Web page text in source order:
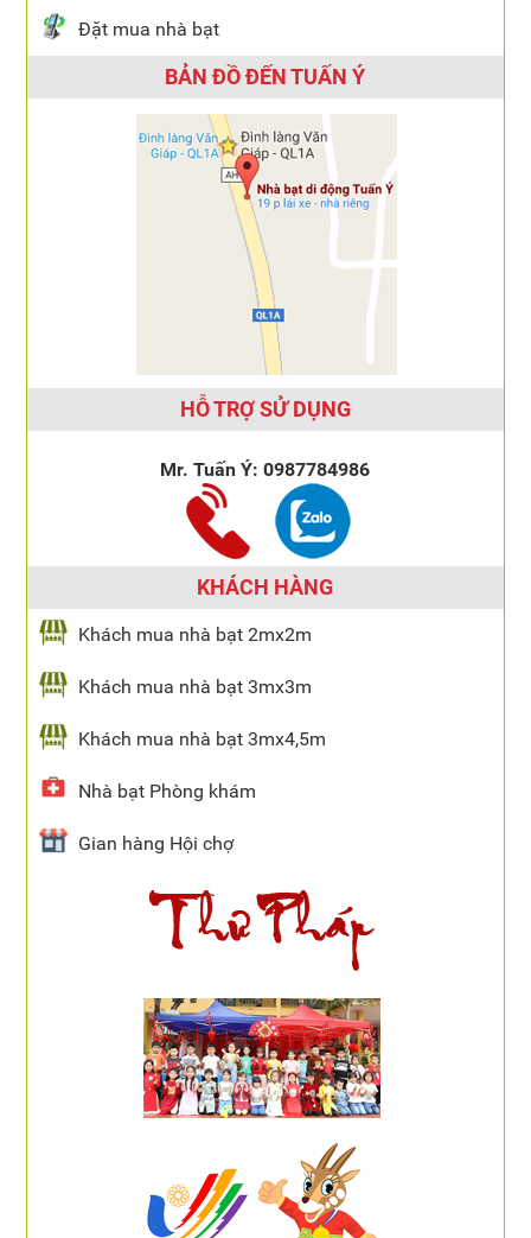
Đặt mua nhà bạt
BẢN ĐỒ ĐẾN TUẤN Ý
HỖ TRỢ SỬ DỤNG
Mr. Tuấn Ý:0987784986
KHÁCH HÀNG
Khách mua nhà bạt 2mx2m
Khách mua nhà bạt 3mx3m
Khách mua nhà bạt 3mx4,5m
Nhà bạt Phòng khám
Gian hàng Hội chợ